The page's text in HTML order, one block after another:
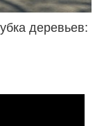
деревьев: